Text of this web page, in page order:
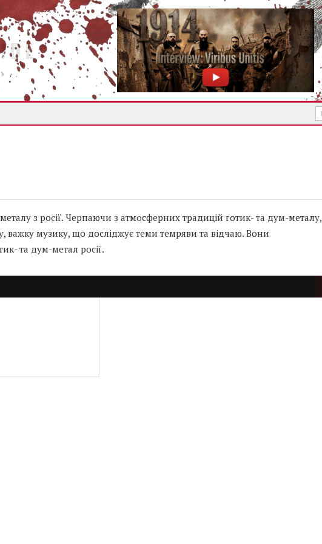
з росії. Черпаючи з атмосферних традицій готик- та дум-металу,
важку музику, що досліджує теми темряви та відчаю. Вони
та дум-метал росії.